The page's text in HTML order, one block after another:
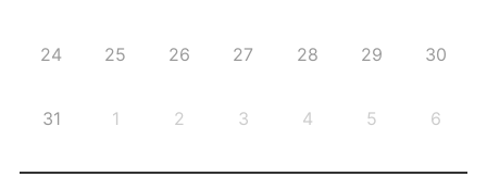
24 25 26 27 28 29 30
31 1 2 3 4 5 6